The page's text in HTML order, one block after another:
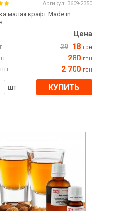
Артикул: 3609-2350
малая крафт Made in
Цена
29 18 грн
280 грн
2 700 грн
шт КУПИТЬ